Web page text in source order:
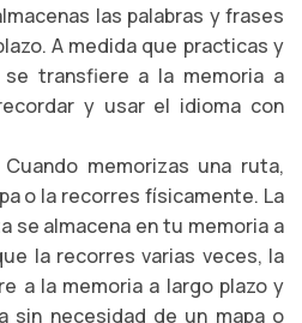
las palabras y frases
A medida que practicas y
transfiere a la memoria a
y usar el idioma con
memorizas una ruta,
o la recorres físicamente. La
se almacena en tu memoria a
la recorres varias veces, la
a la memoria a largo plazo y
sin necesidad de un mapa o